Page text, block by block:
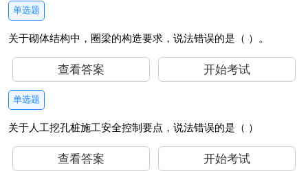
单选题
关于砌体结构中，圈梁的构造要求，说法错误的是（ ）。
查看答案 开始考试
单选题
关于人工挖孔桩施工安全控制要点，说法错误的是（ ）
查看答案 开始考试